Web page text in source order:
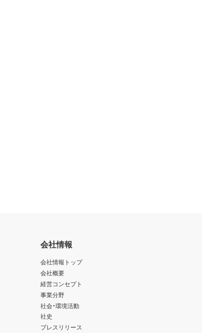
会社情報
会社情報トップ
会社概要
経営コンセプト
事業分野
社会・環境活動
社史
プレスリリース